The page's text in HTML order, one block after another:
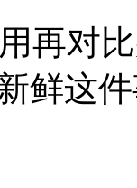
再对
这件